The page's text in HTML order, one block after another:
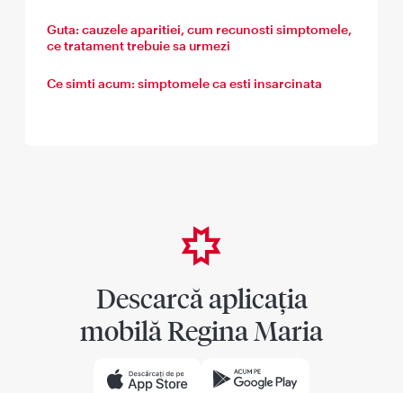
Guta: cauzele aparitiei, cum recunosti simptomele,
ce tratament trebuie sa urmezi
Ce simti acum: simptomele ca esti insarcinata
Descarcă aplicația
mobilă Regina Maria